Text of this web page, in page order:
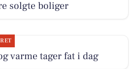
solgte boliger
varme tager fat i dag